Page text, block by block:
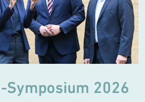
Symposium 2026